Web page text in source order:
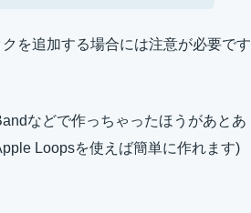
を追加する場合には注意が必要です
などで作っちゃったほうがあとあ
Loopsを使えば簡単に作れます)